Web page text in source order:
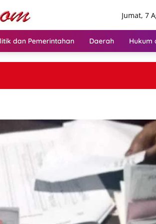
Jumat, 7
dan Pemerintahan Daerah Hukum